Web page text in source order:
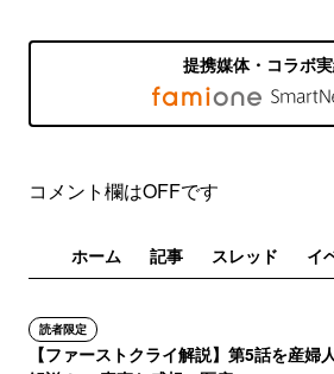
提携媒体・コラボ
コメント欄はOFFです
ホーム 記事 スレッド イ
読者限定
【ファーストクライ解説】第5話を産婦